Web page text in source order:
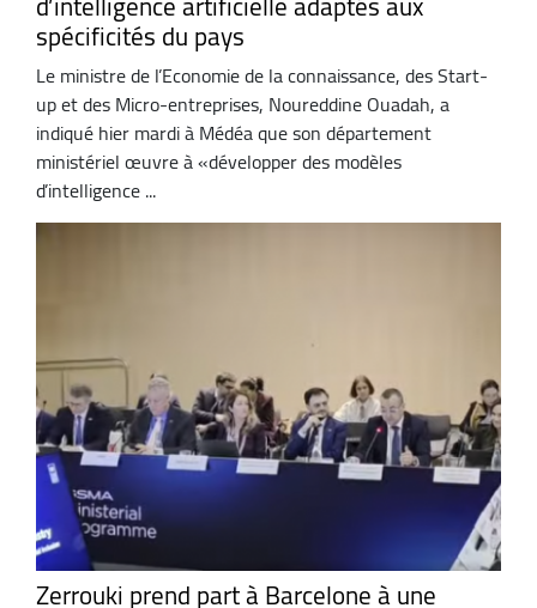
spécificités du pays
Le ministre de l’Economie de la connaissance, des Start-
up et des Micro-entreprises, Noureddine Ouadah, a
indiqué hier mardi à Médéa que son département
ministériel œuvre à «développer des modèles
d’intelligence ...
Zerrouki prend part à Barcelone à une